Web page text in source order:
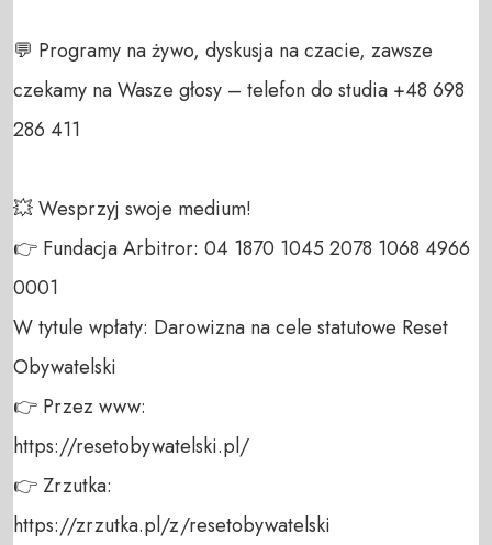
💬 Programy na żywo, dyskusja na czacie, zawsze
czekamy na Wasze głosy – telefon do studia +48 698
286 411
💥 Wesprzyj swoje medium!
👉 Fundacja Arbitror: 04 1870 1045 2078 1068 4966
0001
W tytule wpłaty: Darowizna na cele statutowe Reset
Obywatelski
👉 Przez www:
https://resetobywatelski.pl/
👉 Zrzutka:
https://zrzutka.pl/z/resetobywatelski